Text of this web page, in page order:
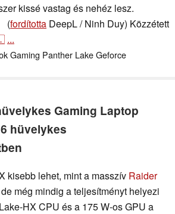
kissé vastag és nehéz lesz.
(fordította DeepL / Ninh Duy) Közzétett
...
Gaming Panther LakeGeforce
Gaming Laptop
hüvelykes
kisebb lehet, mint a masszív Raider
még mindig a teljesítményt helyezi
HX CPU és a 175 W-os GPU a